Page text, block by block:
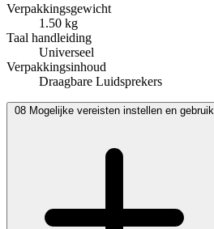
Verpakkingsgewicht
1.50 kg
Taal handleiding
Universeel
Verpakkingsinhoud
Draagbare Luidsprekers
08 Mogelijke vereisten instellen en gebruik